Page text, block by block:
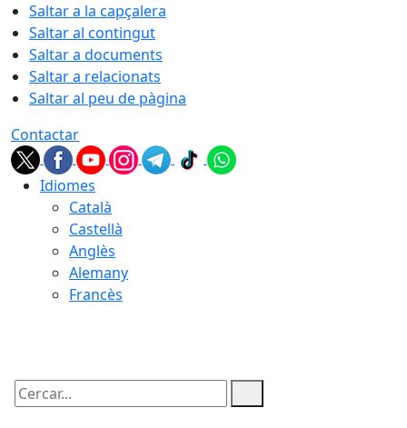
Saltar a la capçalera
Saltar al contingut
Saltar a documents
Saltar a relacionats
Saltar al peu de pàgina
Contactar
Idiomes
Català
Castellà
Anglès
Alemany
Francès
Cercar: